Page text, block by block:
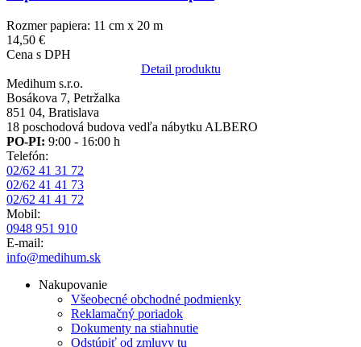
Rozmer papiera: 11 cm x 20 m
14,50 €
Cena s DPH
Detail produktu
Medihum s.r.o.
Bosákova 7, Petržalka
851 04, Bratislava
18 poschodová budova vedľa nábytku ALBERO
PO-PI: 9:00 - 16:00 h
Telefón:
02/62 41 31 72
02/62 41 41 73
02/62 41 41 72
Mobil:
0948 951 910
E-mail:
info@medihum.sk
Nakupovanie
Všeobecné obchodné podmienky
Reklamačný poriadok
Dokumenty na stiahnutie
Odstúpiť od zmluvy tu